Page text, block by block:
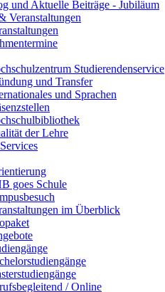
und Aktuelle Beiträge - Jubiläum
Veranstaltungen
Studierendenservice
und Transfer
und Sprachen
der Lehre
goes Schule
im Überblick
/ Online